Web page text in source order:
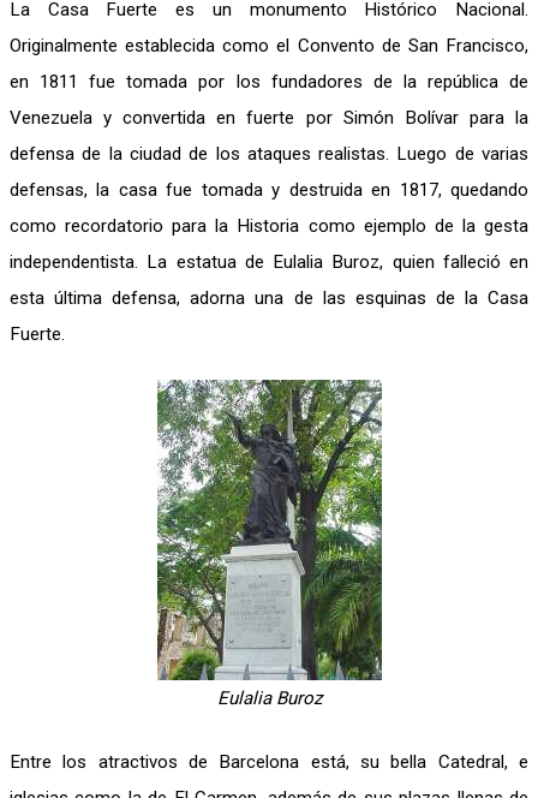
La Casa Fuerte es un monumento Histórico Nacional.
Originalmente establecida como el Convento de San Francisco,
en 1811 fue tomada por los fundadores de la república de
Venezuela y convertida en fuerte por Simón Bolívar para la
defensa de la ciudad de los ataques realistas. Luego de varias
defensas, la casa fue tomada y destruida en 1817, quedando
como recordatorio para la Historia como ejemplo de la gesta
independentista. La estatua de Eulalia Buroz, quien falleció en
esta última defensa, adorna una de las esquinas de la Casa
Fuerte.
Eulalia Buroz
Entre los atractivos de Barcelona está, su bella Catedral, e